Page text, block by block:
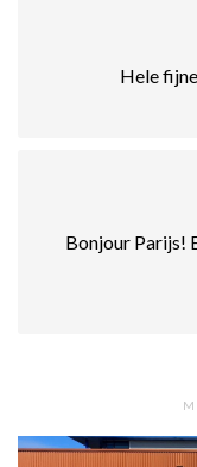
Hele
Bonjour Parijs!